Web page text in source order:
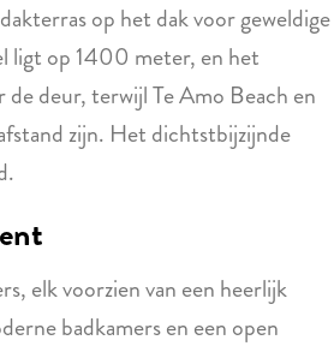
op het dak voor geweldige
ligt op 1400 meter, en het
deur, terwijl Te Amo Beach en
zijn. Het dichtstbijzijnde
elk voorzien van een heerlijk
badkamers en een open